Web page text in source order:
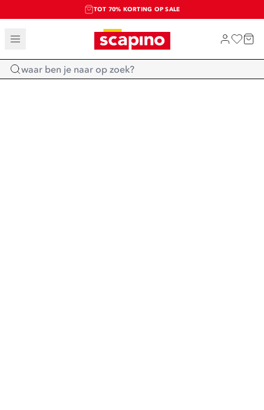
TOT 70% KORTING OP SALE
SALE: LAATSTE KANS!
SHOP NIEUW
Home